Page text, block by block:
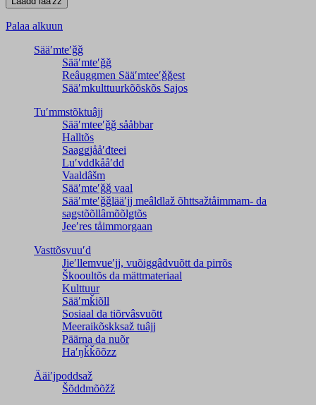
Palaa alkuun
Sääʹmteʹǧǧ
Sääʹmteʹǧǧ
Reâuggmen Sääʹmteeʹǧǧest
Sääʹmkulttuurkõõskõs Sajos
Tuʹmmstõktuâjj
Sääʹmteeʹǧǧ sååbbar
Halltõs
Saaǥǥjååʹđteei
Luʹvddkååʹdd
Vaaldâšm
Sääʹmteʹǧǧ vaal
Sääʹmteʹǧǧlääʹjj meâldlaž õhttsažtåimmam- da
saǥstõõllâmõõlǥtõs
Jeeʹres tåimmorgaan
Vasttõsvuuʹd
Jieʹllemvueʹjj, vuõiggâdvuõtt da pirrõs
Škooultõs da mättmateriaal
Kulttuur
Sääʹmǩiõll
Sosiaal da tiõrvâsvuõtt
Meeraikõskksaž tuâjj
Päärna da nuõr
Haʹŋǩǩõõzz
Ääiʹjpoddsaž
Šõddmõõžž